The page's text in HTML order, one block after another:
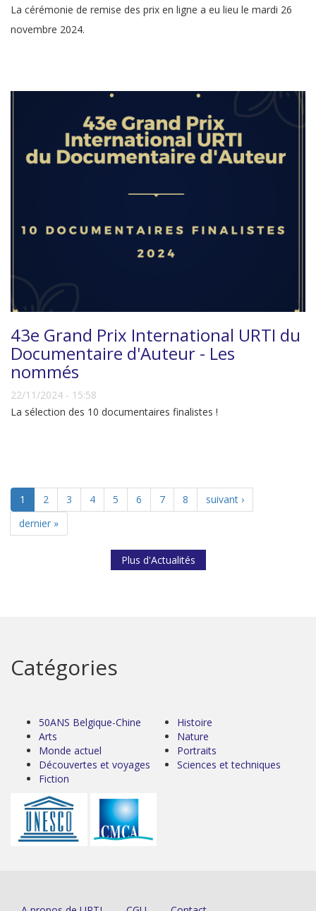
La cérémonie de remise des prix en ligne a eu lieu le mardi 26
novembre 2024.
43e Grand Prix International URTI du
Documentaire d'Auteur - Les
nommés
22/11/2024 - 15:58
La sélection des 10 documentaires finalistes !
1 2 3 4 5 6 7 8
suivant ›
dernier »
Plus d'Actualités
Catégories
50ANS Belgique-Chine
Arts
Monde actuel
Découvertes et voyages
Fiction
Histoire
Nature
Portraits
Sciences et techniques